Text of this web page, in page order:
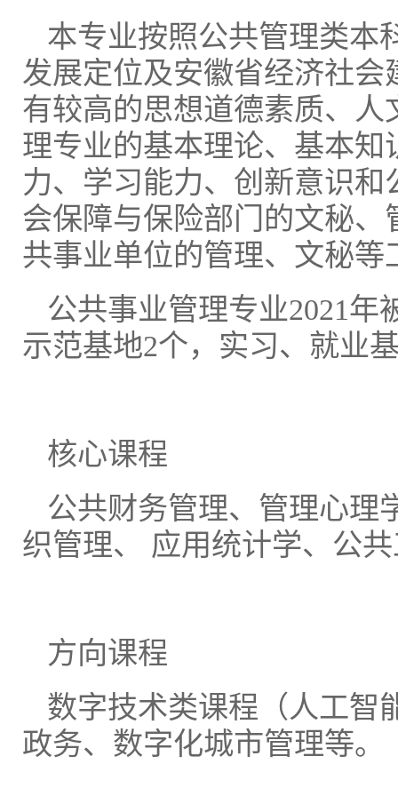
本专业按照公共管理类本
发展定位及安徽省经济社
有较高的思想道德素质、
理专业的基本理论、基本
力、学习能力、创新意识
会保障与保险部门的文秘
共事业单位的管理、文秘
公共事业管理专业2021
示范基地2个，实习、就业
核心课程
公共财务管理、管理心理
织管理、 应用统计学、公
方向课程
数字技术类课程（人工智
政务、数字化城市管理等。